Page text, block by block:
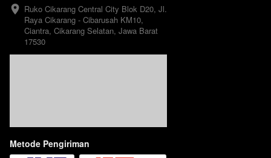
Ruko Cikarang Central City Blok D20, Jl.
Raya Cikarang - Cibarusah KM10,
Ciantra, Cikarang Selatan, Jawa Barat
17530
Metode Pengiriman